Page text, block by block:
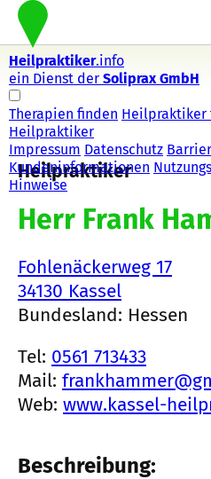
Heilpraktiker.info
ein Dienst der Soliprax GmbH
Therapien finden Heilpraktiker
Heilpraktiker
Impressum Datenschutz
Kundeninformationen
Hinweise
Heilpraktiker
Herr Frank
Fohlenäckerweg 17
34130 Kassel
Bundesland: Hessen
Tel: 0561 713433
Mail:
Web: www.kassel-
Beschreibung: